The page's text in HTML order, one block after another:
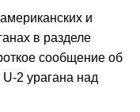
и
в разделе
сообщение об
2 урагана над